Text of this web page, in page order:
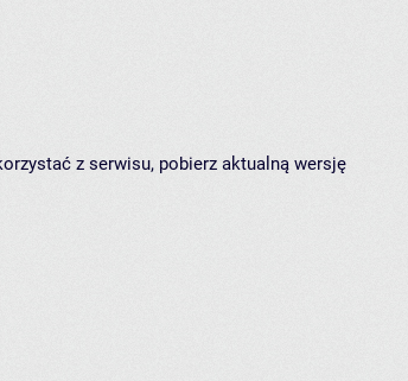
z serwisu, pobierz aktualną wersję